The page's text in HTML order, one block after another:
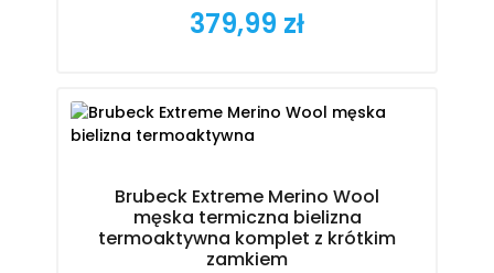
Cena
379,99 zł
Brubeck Extreme Merino Wool
męska termiczna bielizna
termoaktywna komplet z krótkim
zamkiem